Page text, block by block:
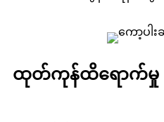
ထုတ်ကုန်ထိရောက်မှု